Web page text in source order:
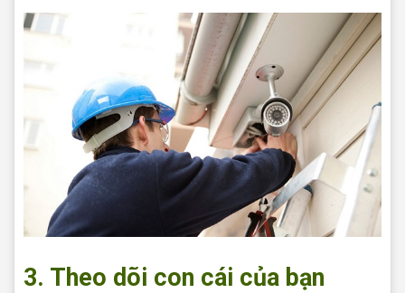
3. Theo dõi con cái của bạn